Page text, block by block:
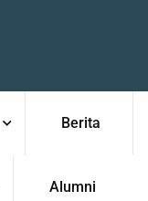
Berita
Alumni